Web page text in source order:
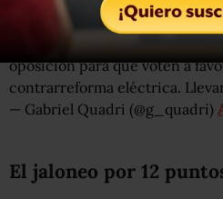
Calígula presiona, extorsiona y
oposición para que voten a
contrarreforma eléctrica.
— Gabriel Quadri (@g_quadri)
El jaloneo por 12